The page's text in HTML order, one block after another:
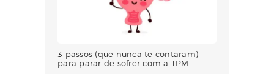
3 passos (que nunca te contaram)
para parar de sofrer com a TPM